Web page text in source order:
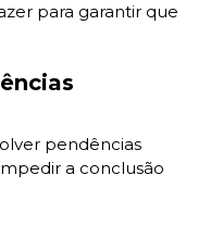
para garantir que
pendências
a conclusão